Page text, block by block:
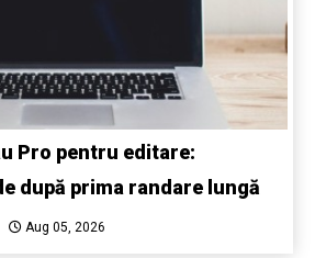
Pro pentru editare:
după prima randare lungă
Aug 05, 2026